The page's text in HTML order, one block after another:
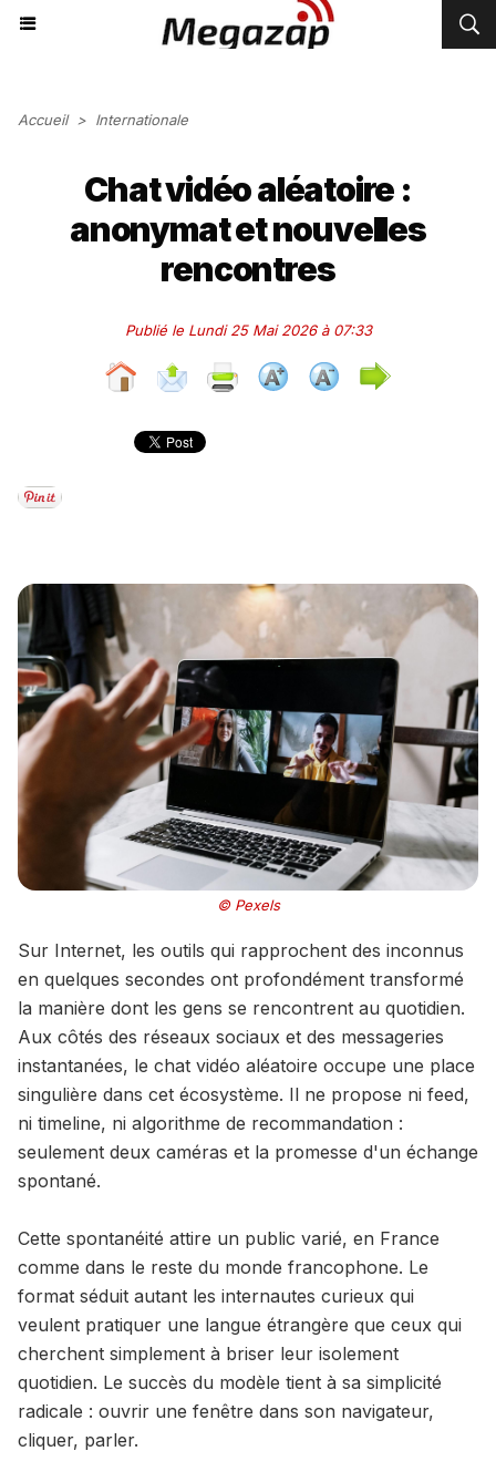
Accueil > Internationale
Chat vidéo aléatoire :
anonymat et nouvelles
rencontres
Publié le Lundi 25 Mai 2026 à 07:33
© Pexels
Sur Internet, les outils qui rapprochent des inconnus
en quelques secondes ont profondément transformé
la manière dont les gens se rencontrent au quotidien.
Aux côtés des réseaux sociaux et des messageries
instantanées, le chat vidéo aléatoire occupe une place
singulière dans cet écosystème. Il ne propose ni feed,
ni timeline, ni algorithme de recommandation :
seulement deux caméras et la promesse d'un échange
spontané.
Cette spontanéité attire un public varié, en France
comme dans le reste du monde francophone. Le
format séduit autant les internautes curieux qui
veulent pratiquer une langue étrangère que ceux qui
cherchent simplement à briser leur isolement
quotidien. Le succès du modèle tient à sa simplicité
radicale : ouvrir une fenêtre dans son navigateur,
cliquer, parler.